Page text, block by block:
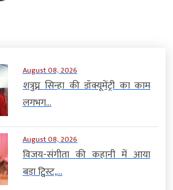
August 08, 2026
शत्रुघ्न सिन्हा की डॉक्यूमेंट्री का काम
लगभग...
August 08, 2026
विजय-संगीता की कहानी में आया
बड़ा ट्विस्ट,...